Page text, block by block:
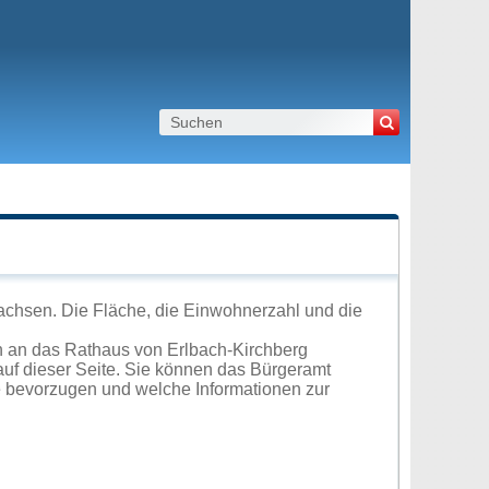
Die Fläche, die Einwohnerzahl und die
das Rathaus von Erlbach-Kirchberg
dieser Seite. Sie können das Bürgeramt
und welche Informationen zur